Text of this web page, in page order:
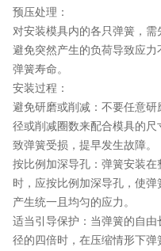
预压处理：
对安装模具内的各只弹簧，需
避免突然产生的负荷导致应力
弹簧寿命。
安装过程：
避免研磨或削减：不要任意研
径或削减圈数来配合模具的尺
致弹簧受损，提早发生故障。
按比例加深导孔：弹簧安装在
时，应按比例加深导孔，使弹
产生统一且均匀的应力。
适当引导保护：当弹簧的自由
径的四倍时，在压缩情形下弹